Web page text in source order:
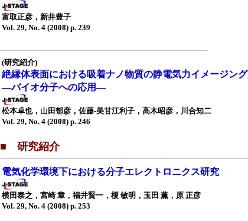
富取正彦，新井豊子
Vol. 29, No. 4 (2008) p. 239
(研究紹介)
絶縁体表面における吸着ナノ物質の静電気力イメージング
—バイオ分子への応用—
松本卓也，山田郁彦，佐藤-美甘江利子，高木昭彦，川合知二
Vol. 29, No. 4 (2008) p. 246
■ 研究紹介
電気化学環境下における分子エレクトロニクス研究
横田泰之，宮崎 章，福井賢一，榎 敏明，玉田 薫，原 正彦
Vol. 29, No. 4 (2008) p. 253